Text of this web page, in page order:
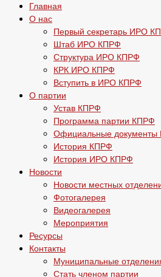
Главная
О нас
Первый секретарь ИРО
Штаб ИРО КПРФ
Структура ИРО КПРФ
КРК ИРО КПРФ
Вступить в ИРО КПРФ
О партии
Устав КПРФ
Программа партии КПРФ
Официальные
История КПРФ
История ИРО КПРФ
Новости
Новости местных
Фотогалерея
Видеогалерея
Мероприятия
Ресурсы
Контакты
Муниципальные
Стать членом партии